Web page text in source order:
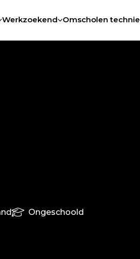
Werkzoekend Omscholen
Ongeschoold